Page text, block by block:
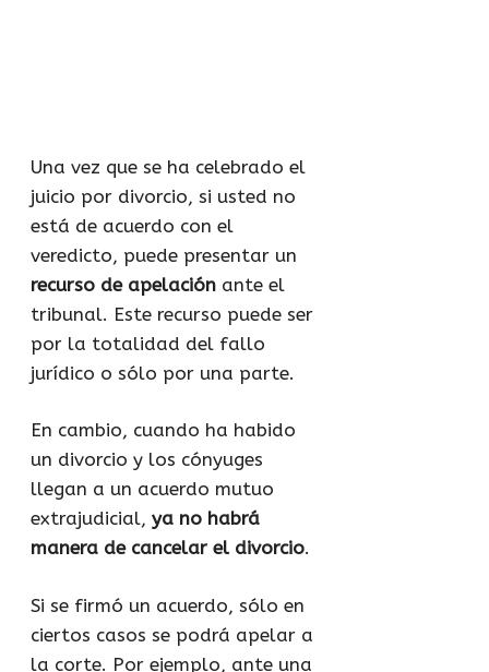
Una vez que se ha celebrado el
juicio por divorcio, si usted no
está de acuerdo con el
veredicto, puede presentar un
recurso de apelación ante el
tribunal. Este recurso puede ser
por la totalidad del fallo
jurídico o sólo por una parte.
En cambio, cuando ha habido
un divorcio y los cónyuges
llegan a un acuerdo mutuo
extrajudicial, ya no habrá
manera de cancelar el divorcio.
Si se firmó un acuerdo, sólo en
ciertos casos se podrá apelar a
la corte. Por ejemplo, ante una